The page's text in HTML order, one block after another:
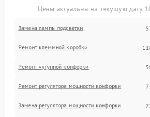
Цены актуальны на текущую дату
Замена лампы подсветки
Ремонт клеммной коробки
Ремонт чугунной конфорки
Ремонт регулятора мощности конфорки
Замена регулятора мощности конфорки